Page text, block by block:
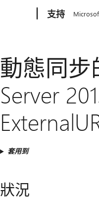
支持
動態同步
Server
套用到
狀況